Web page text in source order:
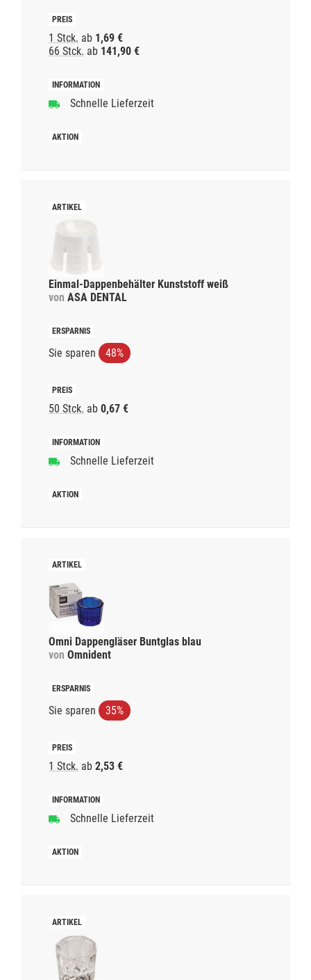
1 Stck. ab 1,69 €
66 Stck. ab 141,90 €
Schnelle Lieferzeit
Einmal-Dappenbehälter Kunststoff weiß
von ASA DENTAL
Sie sparen 48%
50 Stck. ab 0,67 €
Schnelle Lieferzeit
Omni Dappengläser Buntglas blau
von Omnident
Sie sparen 35%
1 Stck. ab 2,53 €
Schnelle Lieferzeit